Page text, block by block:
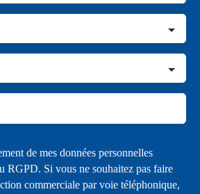
de mes données personnelles
RGPD. Si vous ne souhaitez pas faire
commerciale par voie téléphonique,